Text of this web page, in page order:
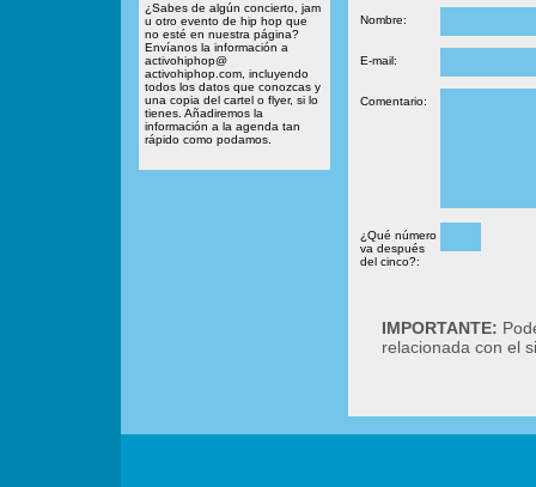
¿Sabes de algún concierto, jam
u otro evento de hip hop que
no esté en nuestra página?
Envíanos la información a
activohiphop@
activohiphop.com, incluyendo
todos los datos que conozcas y
una copia del cartel o flyer, si lo
tienes. Añadiremos la
información a la agenda tan
rápido como podamos.
Nombre:
E-mail:
Comentario:
¿Qué número
va después
del cinco?:
IMPORTANTE:
relacionada con el